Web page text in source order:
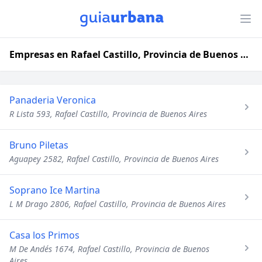
Empresas en Rafael Castillo, Provincia de Buenos Aires
Panaderia Veronica
R Lista 593, Rafael Castillo, Provincia de Buenos Aires
Bruno Piletas
Aguapey 2582, Rafael Castillo, Provincia de Buenos Aires
Soprano Ice Martina
L M Drago 2806, Rafael Castillo, Provincia de Buenos Aires
Casa los Primos
M De Andés 1674, Rafael Castillo, Provincia de Buenos